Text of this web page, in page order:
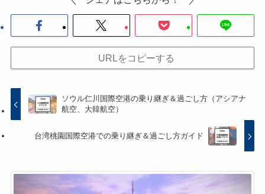
URLをコピーする
ソウル仁川国際空港の乗り継ぎ＆過ごし方（アシアナ
航空、大韓航空）
台湾桃園国際空港での乗り継ぎ＆過ごし方ガイド